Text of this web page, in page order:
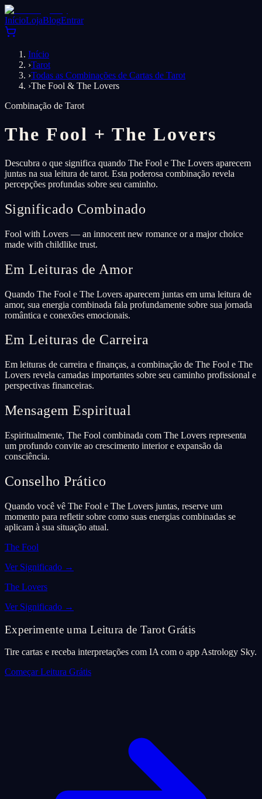
InícioLojaBlogEntrar
Início
›Tarot
›Todas as Combinações de Cartas de Tarot
›The Fool & The Lovers
Combinação de Tarot
The Fool +The Lovers
Descubra o que significa quando The Fool e The Lovers aparecem
juntas na sua leitura de tarot. Esta poderosa combinação revela
percepções profundas sobre seu caminho.
Significado Combinado
Fool with Lovers — an innocent new romance or a major choice
made with childlike trust.
Em Leituras de Amor
Quando The Fool e The Lovers aparecem juntas em uma leitura de
amor, sua energia combinada fala profundamente sobre sua jornada
romântica e conexões emocionais.
Em Leituras de Carreira
Em leituras de carreira e finanças, a combinação de The Fool e The
Lovers revela camadas importantes sobre seu caminho profissional e
perspectivas financeiras.
Mensagem Espiritual
Espiritualmente, The Fool combinada com The Lovers representa
um profundo convite ao crescimento interior e expansão da
consciência.
Conselho Prático
Quando você vê The Fool e The Lovers juntas, reserve um
momento para refletir sobre como suas energias combinadas se
aplicam à sua situação atual.
The Fool
Ver Significado →
The Lovers
Ver Significado →
Experimente uma Leitura de Tarot Grátis
Tire cartas e receba interpretações com IA com o app Astrology Sky.
Começar Leitura Grátis